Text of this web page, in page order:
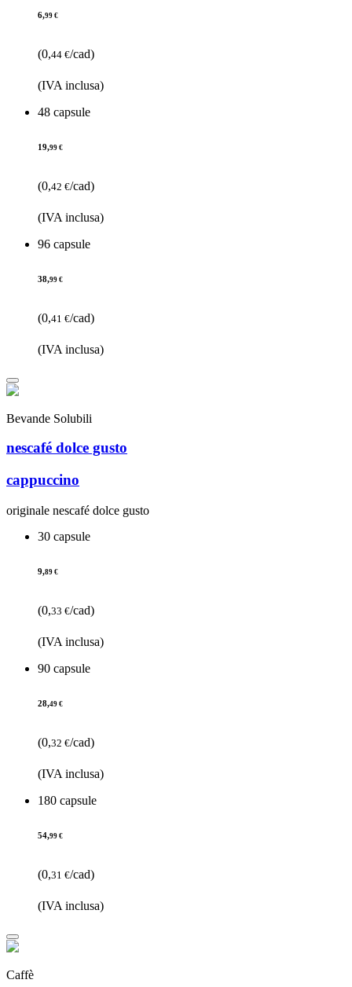
6,99 €
(0,44 €/cad)
(IVA inclusa)
48 capsule
19,99 €
(0,42 €/cad)
(IVA inclusa)
96 capsule
38,99 €
(0,41 €/cad)
(IVA inclusa)
Bevande Solubili
nescafé dolce gusto
cappuccino
originale nescafé dolce gusto
30 capsule
9,89 €
(0,33 €/cad)
(IVA inclusa)
90 capsule
28,49 €
(0,32 €/cad)
(IVA inclusa)
180 capsule
54,99 €
(0,31 €/cad)
(IVA inclusa)
Caffè